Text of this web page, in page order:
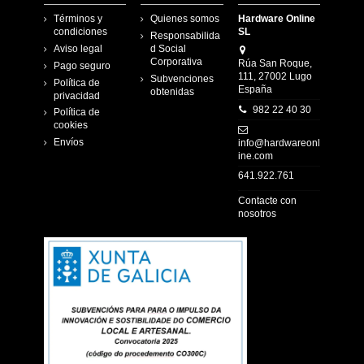
Términos y
condiciones
Aviso legal
Pago seguro
Política de
privacidad
Política de
cookies
Envíos
Quienes somos
Responsabilida
d Social
Corporativa
Subvenciones
obtenidas
Hardware Online
SL
Rúa San Roque,
111, 27002 Lugo
España
982 22 40 30
info@hardwareonl
ine.com
641.922.761
Contacte con
nosotros